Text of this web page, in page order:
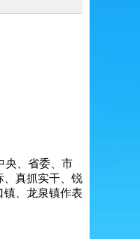
央、省委、市
、真抓实干、锐
镇、龙泉镇作表